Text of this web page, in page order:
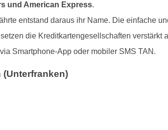
und American Express.
entstand daraus ihr Name. Die einfache
die Kreditkartengesellschaften verstärkt
Smartphone-App oder mobiler SMS TAN.